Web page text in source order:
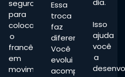
seguro
para
colocar
o
francês
em
movimento
Essa
troca
faz
diferença.
Você
evolui
acompanhada,
dia.
Isso
ajuda
você
a